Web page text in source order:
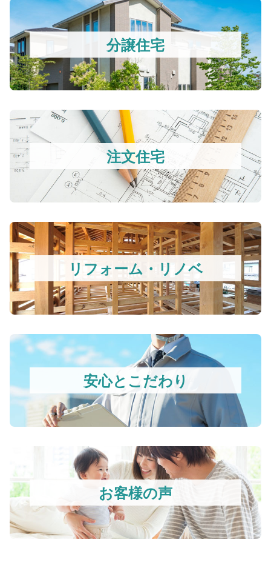
分譲住宅
注文住宅
リフォーム・リノベ
安心とこだわり
お客様の声